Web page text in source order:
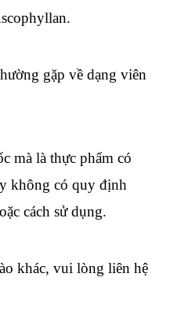
gặp về dạng viên
mà là thực phẩm có
không có quy định
cách sử dụng.
khác, vui lòng liên hệ